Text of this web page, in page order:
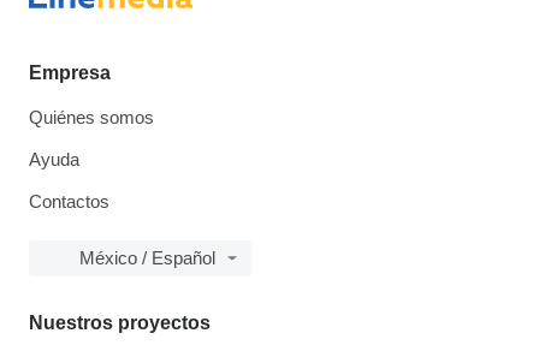
Empresa
Quiénes somos
Ayuda
Contactos
México / Español
Nuestros proyectos